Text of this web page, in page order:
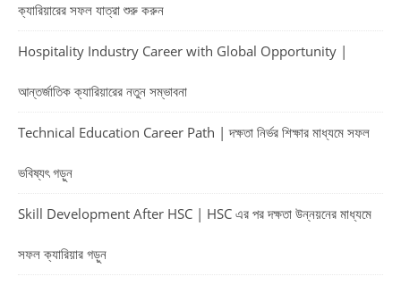
ক্যারিয়ারের সফল যাত্রা শুরু করুন
Hospitality Industry Career with Global Opportunity |
আন্তর্জাতিক ক্যারিয়ারের নতুন সম্ভাবনা
Technical Education Career Path | দক্ষতা নির্ভর শিক্ষার মাধ্যমে সফল
ভবিষ্যৎ গড়ুন
Skill Development After HSC | HSC এর পর দক্ষতা উন্নয়নের মাধ্যমে
সফল ক্যারিয়ার গড়ুন